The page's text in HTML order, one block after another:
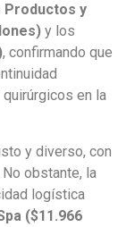
Productos y
y los
, confirmando que
en la
y diverso, con
obstante, la
logística
($11.966